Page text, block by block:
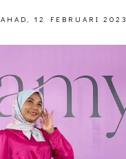
AHAD, 12 FEBRUARI 2023